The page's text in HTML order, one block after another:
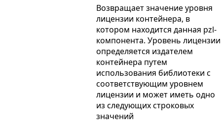
Возвращает значение уровня
лицензии контейнера, в
котором находится данная pzl-
компонента. Уровень лицензии
определяется издателем
контейнера путем
использования библиотеки с
соответствующим уровнем
лицензии и может иметь одно
из следующих строковых
значений